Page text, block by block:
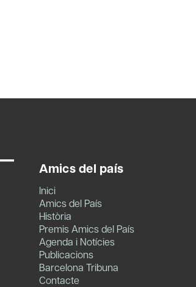
Amics del país
Inici
Amics del País
Història
Premis Amics del País
Agenda i Notícies
Publicacions
Barcelona Tribuna
Contacte